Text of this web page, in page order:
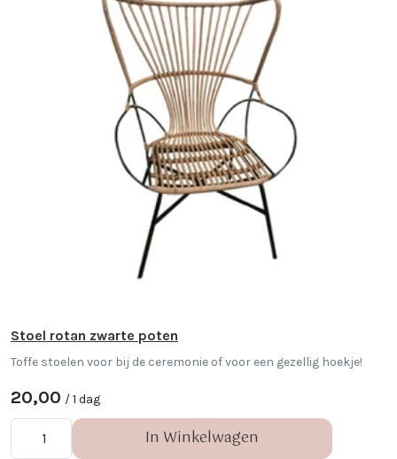
Stoel rotan zwarte poten
Toffe stoelen voor bij de ceremonie of voor een gezellig hoekje!
20,00 / 1 dag
In Winkelwagen